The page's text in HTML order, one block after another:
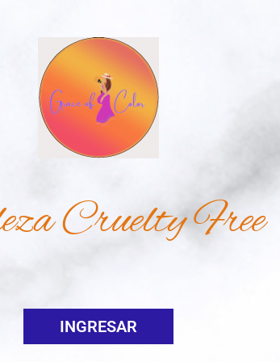
Cruelty Free
INGRESAR